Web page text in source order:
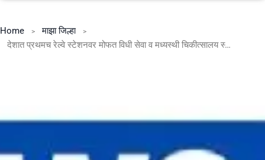
Home
माझा जिल्हा
देशात प्रथमच रेल्वे स्टेशनवर मोफत विधी सेवा व मध्यस्थी चिकीत्सालय स्थापन